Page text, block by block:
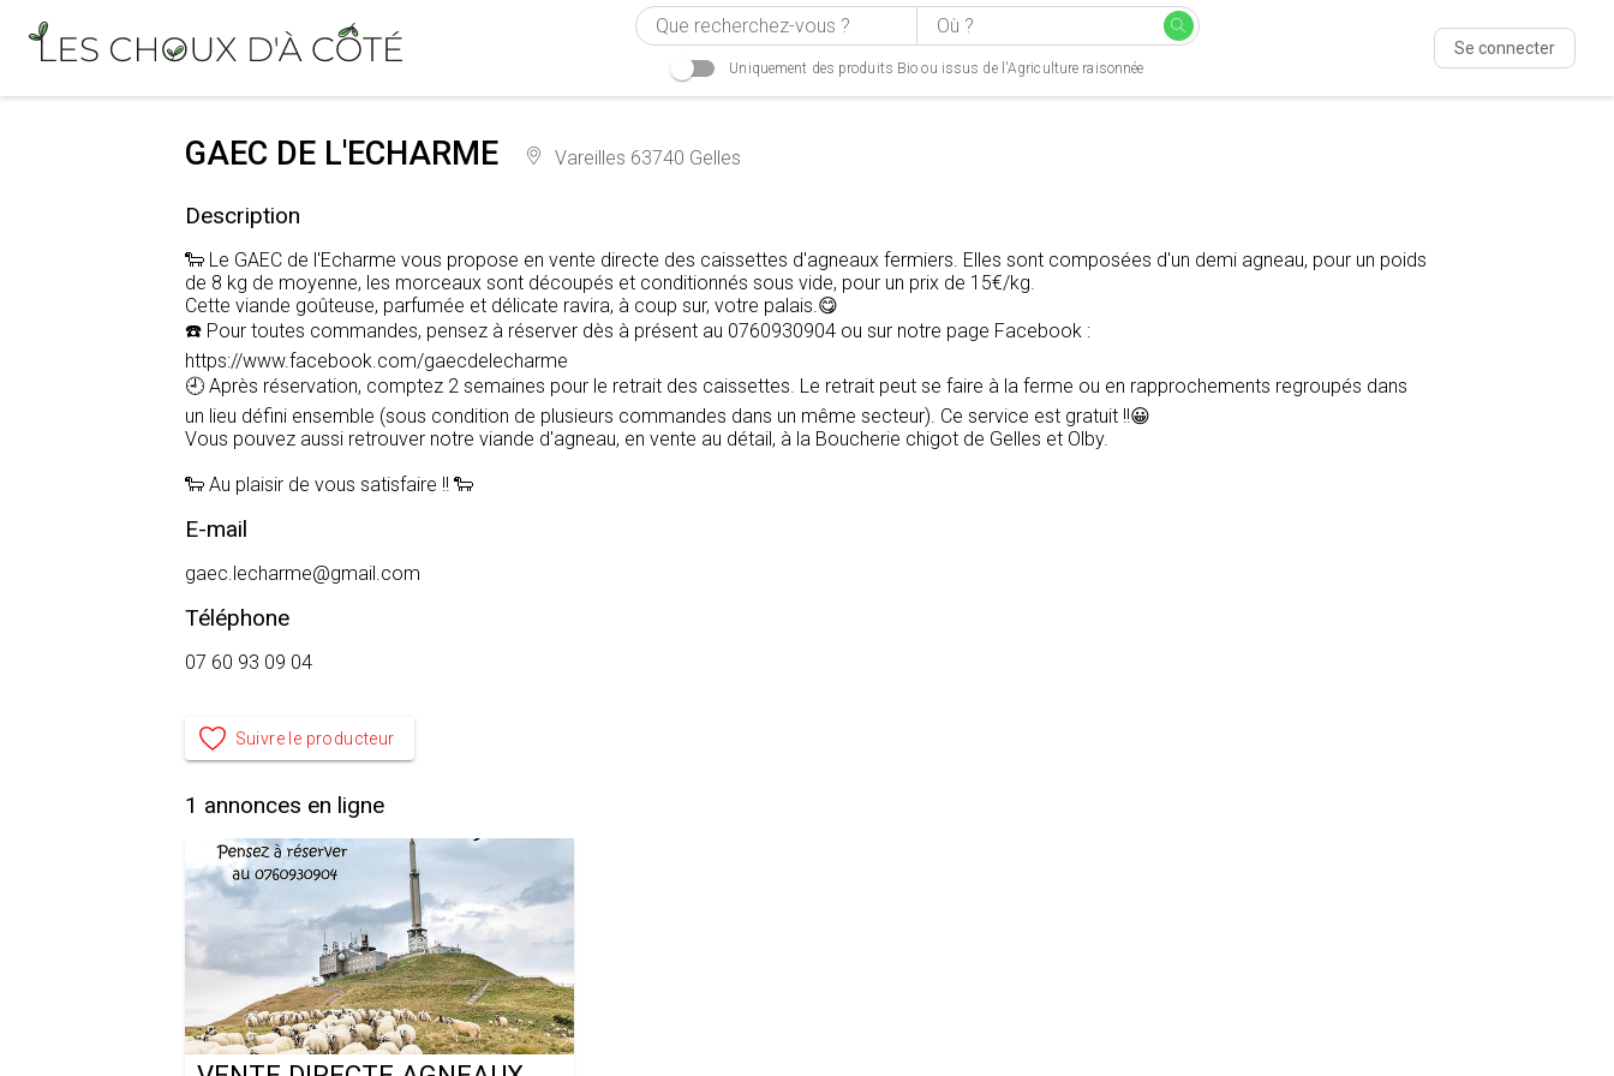
Uniquement des produits Bio ou issus de l'Agriculture raisonnée
Se connecter
GAEC DE L'ECHARME Vareilles 63740 Gelles
Description
🐑 Le GAEC de l'Echarme vous propose en vente directe des caissettes d'agneaux fermiers. Elles sont composées d'un demi agneau, pour un poids
de 8 kg de moyenne, les morceaux sont découpés et conditionnés sous vide, pour un prix de 15€/kg.
Cette viande goûteuse, parfumée et délicate ravira, à coup sur, votre palais.😋
☎️ Pour toutes commandes, pensez à réserver dès à présent au 0760930904 ou sur notre page Facebook :
https://www.facebook.com/gaecdelecharme
🕘 Après réservation, comptez 2 semaines pour le retrait des caissettes. Le retrait peut se faire à la ferme ou en rapprochements regroupés dans
un lieu défini ensemble (sous condition de plusieurs commandes dans un même secteur). Ce service est gratuit !!😀
Vous pouvez aussi retrouver notre viande d'agneau, en vente au détail, à la Boucherie chigot de Gelles et Olby.
🐑 Au plaisir de vous satisfaire !! 🐑
E-mail
gaec.lecharme@gmail.com
Téléphone
07 60 93 09 04
Suivre le producteur
1 annonces en ligne